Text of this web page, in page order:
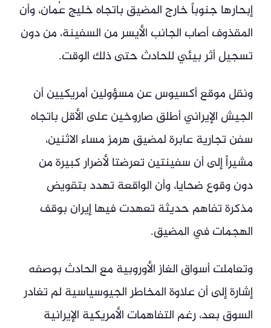
إبحارها جنوباً خارج المضيق باتجاه خليج عُمان، وأن
المقذوف أصاب الجانب الأيسر من السفينة، من دون
تسجيل أثر بيئي للحادث حتى ذلك الوقت.
ونقل موقع أكسيوس عن مسؤولين أمريكيين أن
الجيش الإيراني أطلق صاروخين على الأقل باتجاه
سفن تجارية عابرة لمضيق هرمز مساء الاثنين،
مشيراً إلى أن سفينتين تعرضتا لأضرار كبيرة من
دون وقوع ضحايا، وأن الواقعة تهدد بتقويض
مذكرة تفاهم حديثة تعهدت فيها إيران بوقف
الهجمات في المضيق.
وتعاملت أسواق الغاز الأوروبية مع الحادث بوصفه
إشارة إلى أن علاوة المخاطر الجيوسياسية لم تغادر
السوق بعد، رغم التفاهمات الأمريكية الإيرانية